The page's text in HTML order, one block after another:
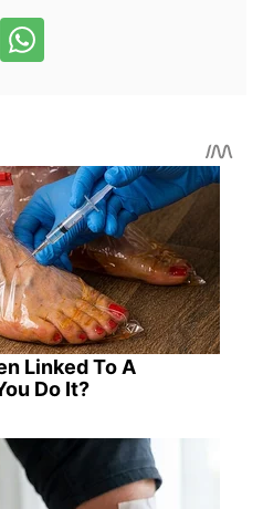
Linked To A
Do It?